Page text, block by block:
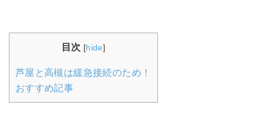
目次 [hide]
芦屋と高槻は緩急接続のため！
おすすめ記事